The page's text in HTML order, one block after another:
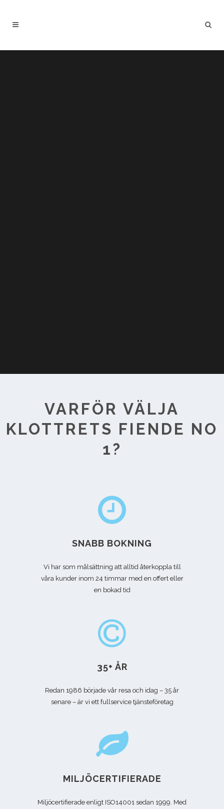
VARFÖR VÄLJA
KLOTTRETS FIENDE NO
1?
SNABB BOKNING
Vi har som målsättning att alltid återkoppla till
våra kunder inom 24 timmar med en offert eller
en bokad tid
35+ ÅR
Redan 1986 började vår resa och idag – 35 år
senare – är vi ett fullservice tjänsteföretag
MILJÖCERTIFIERADE
Miljöcertifierade enligt ISO14001 sedan 1999. Med